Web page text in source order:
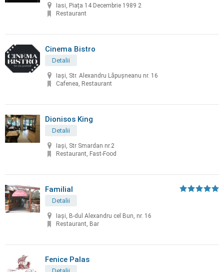
Iasi, Piața 14 Decembrie 1989 2
Restaurant
Cinema Bistro
Detalii
Iași, Str. Alexandru Lăpușneanu nr. 16
Cafenea, Restaurant
Dionisos King
Detalii
Iași, Str Smardan nr.2
Restaurant, Fast-Food
Familial
Detalii
Iași, B-dul Alexandru cel Bun, nr. 16
Restaurant, Bar
Fenice Palas